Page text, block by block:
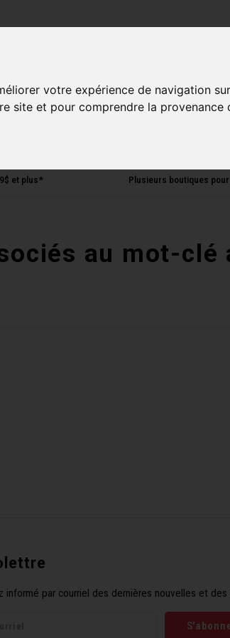
votre expérience de navigation
site et pour comprendre la provenance
Composantes Liquidation
et plus* Plusieurs boutiques
au mot-clé
informé par courriel des dernières nouvelles et